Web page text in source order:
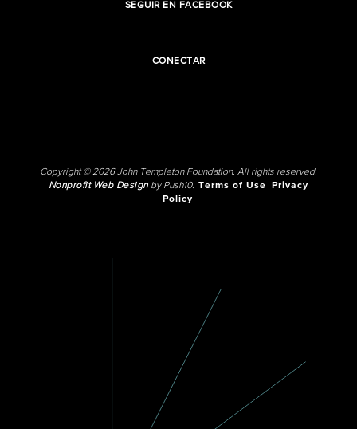
SEGUIR EN FACEBOOK
CONECTAR
Copyright © 2026 John Templeton Foundation. All rights reserved.
Nonprofit Web Designby Push10. Terms of Use
Privacy
Policy